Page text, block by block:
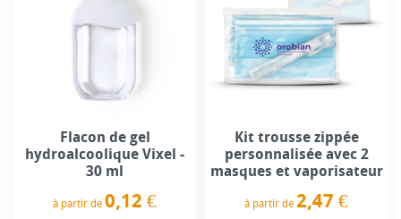
Flacon de gel
hydroalcoolique Vixel -
30 ml
à partir de 0,12 €
Kit trousse zippée
personnalisée avec 2
masques et vaporisateur
à partir de 2,47 €